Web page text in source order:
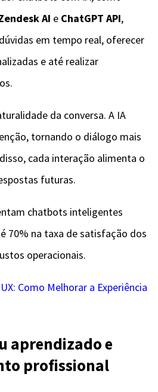
AI e ChatGPT API,
em tempo real, oferecer
e até realizar
da conversa. A IA
tornando o diálogo mais
cada interação alimenta o
futuras.
chatbots inteligentes
70% na taxa de satisfação dos
operacionais.
Como Melhorar a Experiência
aprendizado e
profissional